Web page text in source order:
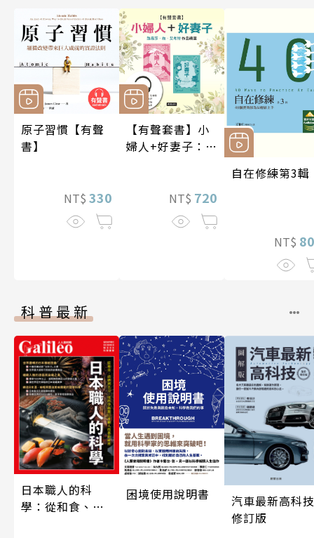
原子習慣【有聲
書】
NT$ 330
【有聲套書】小
婦人+好妻子：路
NT$ 720
自在修練第3輯
NT$
科普最新
日本職人的科
學：從和食、清
困境使用說明書
汽車最新高科
修訂版